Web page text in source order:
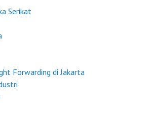
Serikat
Forwarding di Jakarta